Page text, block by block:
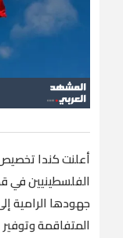
الفلسطينيين في
جهودها الرامية
المتفاقمة وتوفير